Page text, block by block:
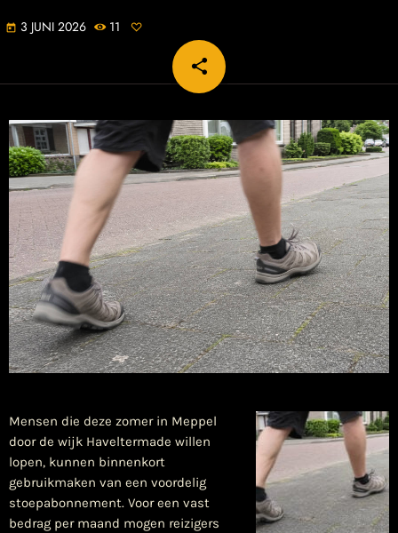
today 3 JUNI 2026 11
share
email
Mensen die deze zomer in Meppel
door de wijk Haveltermade willen
lopen, kunnen binnenkort
gebruikmaken van een voordelig
stoepabonnement. Voor een vast
bedrag per maand mogen reizigers